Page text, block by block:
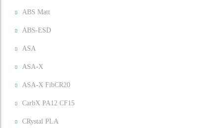
ABS Matt
ABS-ESD
ASA
ASA-X
ASA-X FibCR20
CarbX PA12 CF15
CRystal PLA